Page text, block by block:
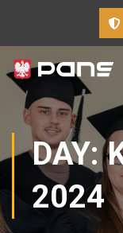
DAY:
2024